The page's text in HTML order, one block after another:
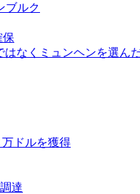
ブルク
保
はなくミュンヘンを選ん
万ドルを獲得
達